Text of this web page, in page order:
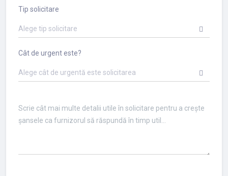
Tip solicitare
Alege tip solicitare
Cât de urgent este?
Alege cât de urgentă este solicitarea